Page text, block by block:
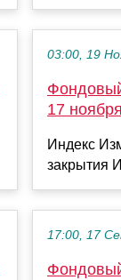
03:00, 19
17
Индекс
закрытия
17:00, 17